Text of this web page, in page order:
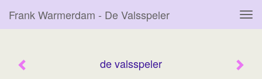
Frank Warmerdam - De Valsspeler
de valsspeler